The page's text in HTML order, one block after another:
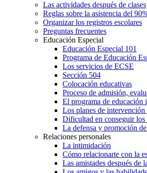
Las actividades después de clases
Reglas sobre la asistencia del
Organizar los registros escolares
Preguntas frecuentes
Educación Especial
Educación Especial 101
Programa de Educación
Los servicios de ECSE
Sección 504
Colocación educativas
Proceso de admisión,
El programa de
Los planes de
Dificultad en conseguir
La defensa y promoción
Relaciones personales
La intimidación
Cómo relacionarte con la
Las amistades después de